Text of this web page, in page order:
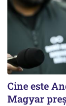
Cine este
Magyar